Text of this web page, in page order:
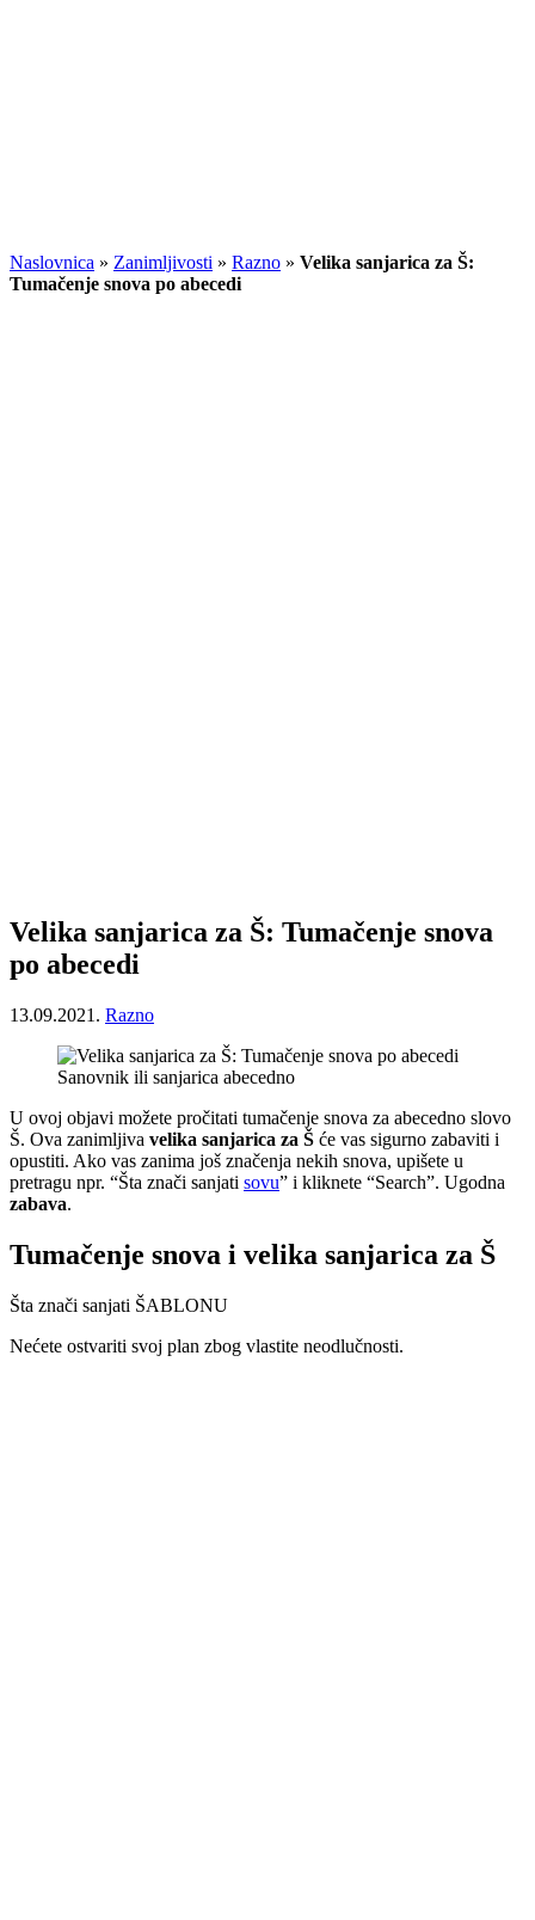
Naslovnica » Zanimljivosti » Razno » Velika sanjarica za Š:
Tumačenje snova po abecedi
Velika sanjarica za Š: Tumačenje snova
po abecedi
13.09.2021. Razno
Sanovnik ili sanjarica abecedno
U ovoj objavi možete pročitati tumačenje snova za abecedno slovo
Š. Ova zanimljiva velika sanjarica za Š će vas sigurno zabaviti i
opustiti. Ako vas zanima još značenja nekih snova, upišete u
pretragu npr. “Šta znači sanjati sovu” i kliknete “Search”. Ugodna
zabava.
Tumačenje snova i velika sanjarica za Š
Šta znači sanjati ŠABLONU
Nećete ostvariti svoj plan zbog vlastite neodlučnosti.